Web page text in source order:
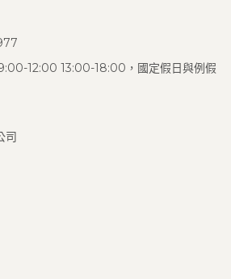
12:00 13:00-18:00，國定假日與例假
司